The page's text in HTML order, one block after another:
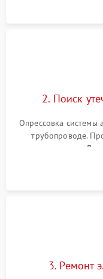
2. Поиск
Опрессовка
трубопроводе.
течеискателем.
продувка
3. Ремонт